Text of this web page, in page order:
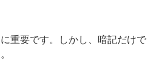
重要です。しかし、暗記だけで